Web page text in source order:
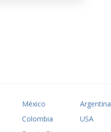
México Argentina
Colombia
USA